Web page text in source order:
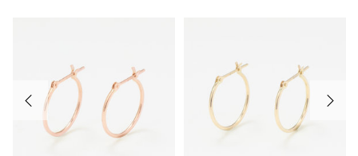
前の画像